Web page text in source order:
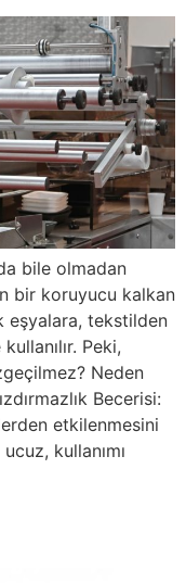
bile olmadan
bir koruyucu kalkan
eşyalara, tekstilden
Peki,
Neden
Becerisi:
etkilenmesini
kullanımı